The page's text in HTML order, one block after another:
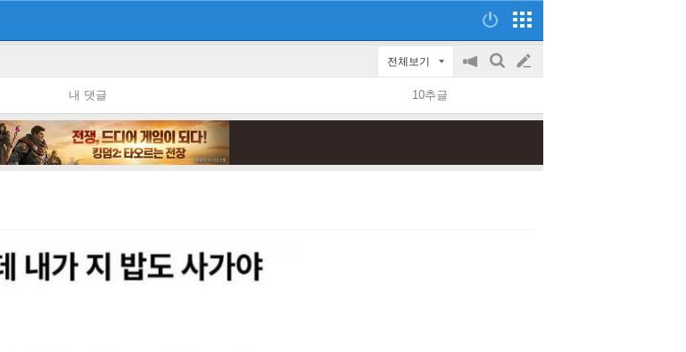
전체보기
공
on/off
검
글
쓰
내 댓글 10추글